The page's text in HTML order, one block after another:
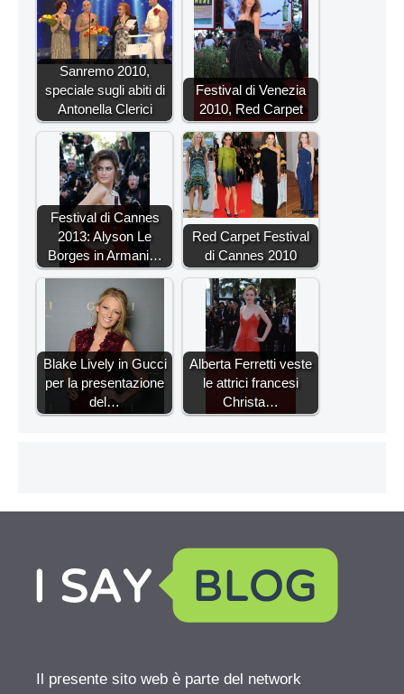
Sanremo 2010,
speciale sugli abiti di
Antonella Clerici
Festival di Venezia
2010, Red Carpet
Festival di Cannes
2013: Alyson Le
Borges in Armani…
Red Carpet Festival
di Cannes 2010
Blake Lively in Gucci
per la presentazione
del…
Alberta Ferretti veste
le attrici francesi
Christa…
Il presente sito web è parte del network